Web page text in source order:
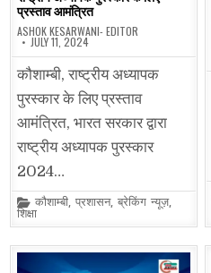
प्रस्ताव आमंत्रित
ASHOK KESARWANI- EDITOR
JULY 11, 2024
कौशाम्बी, राष्ट्रीय अध्यापक
पुरस्कार के लिए प्रस्ताव
आमंत्रित, भारत सरकार द्वारा
राष्ट्रीय अध्यापक पुरस्कार
2024…
Posted
in
कौशाम्बी,प्रशासन,ब्रेकिंग न्यूज़,
शिक्षा